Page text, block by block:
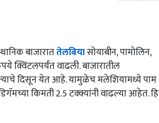
बाजाराततेलबियासोयाबीन, पामोलिन,
वाढली. बाजारातील
दिसून येत आहे. यामुळेच मलेशियामध्ये पाम
किमती 2.5 टक्क्यांनी वाढल्या आहेत. हि